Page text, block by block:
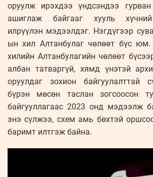
оруулж ирэхдээ үндсэндээ гурван
ашиглаж байгааг хууль хүчний
илрүүлэн мэдээлдэг. Нэгдүгээр
ын хил Алтанбулаг чөлөөт бүс
хилийн Алтанбулагийн чөлөөт
албан татваргүй, хямд үнэтэй
оруулдаг зохион байгуулалттай
бүрэн мөсөн таслан зогсоосон
байгууллагаас 2023 онд мэдээлж
энэ сүлжээ, схем амь бөхтэй
баримт илтгэж байна.